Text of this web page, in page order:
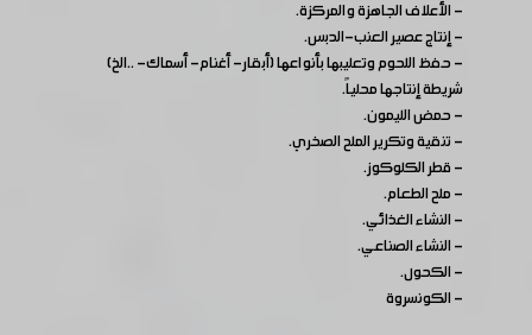
- الأعلاف الجاهزة والمركزة.
- إنتاج عصير العنب-الدبس.
- حفظ اللحوم وتعليبها بأنواعها (أبقار- أغنام- أسماك- ..الخ)
شريطة إنتاجها محلياً.
- حمض الليمون.
- تنقية وتكرير الملح الصخري.
- قطر الكلوكوز.
- ملح الطعام.
- النشاء الغذائي.
- النشاء الصناعي.
- الكحول.
- الكونسروة